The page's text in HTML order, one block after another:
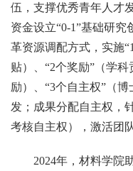
伍，支撑优秀青年人才
资金设立“0-1”基础研究
革资源调配方式，实施
贴）、“2个奖励”（学
励）、“3个自主权”（
发；成果分配自主权，
考核自主权），激活团
2024年，材料学院